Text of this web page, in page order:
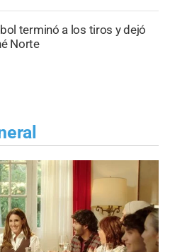
terminó a los tiros y dejó
Norte